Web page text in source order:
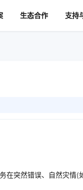
生态合作 支持
在突然错误、自然灾情(